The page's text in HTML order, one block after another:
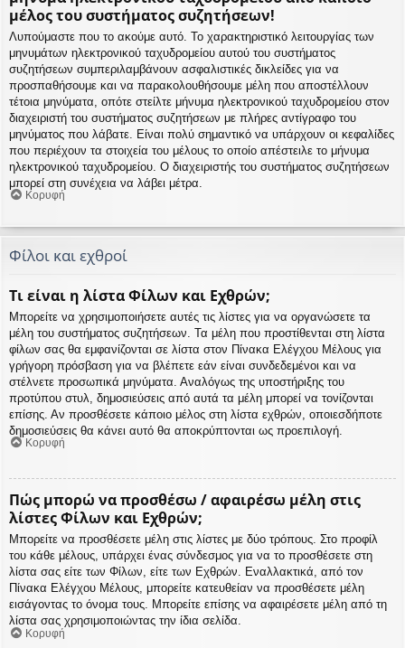
μέλος του συστήματος συζητήσεων!
Λυπούμαστε που το ακούμε αυτό. Το χαρακτηριστικό λειτουργίας των
μηνυμάτων ηλεκτρονικού ταχυδρομείου αυτού του συστήματος
συζητήσεων συμπεριλαμβάνουν ασφαλιστικές δικλείδες για να
προσπαθήσουμε και να παρακολουθήσουμε μέλη που αποστέλλουν
τέτοια μηνύματα, οπότε στείλτε μήνυμα ηλεκτρονικού ταχυδρομείου στον
διαχειριστή του συστήματος συζητήσεων με πλήρες αντίγραφο του
μηνύματος που λάβατε. Είναι πολύ σημαντικό να υπάρχουν οι κεφαλίδες
που περιέχουν τα στοιχεία του μέλους το οποίο απέστειλε το μήνυμα
ηλεκτρονικού ταχυδρομείου. Ο διαχειριστής του συστήματος συζητήσεων
μπορεί στη συνέχεια να λάβει μέτρα.
Κορυφή
Φίλοι και εχθροί
Τι είναι η λίστα Φίλων και Εχθρών;
Μπορείτε να χρησιμοποιήσετε αυτές τις λίστες για να οργανώσετε τα
μέλη του συστήματος συζητήσεων. Τα μέλη που προστίθενται στη λίστα
φίλων σας θα εμφανίζονται σε λίστα στον Πίνακα Ελέγχου Μέλους για
γρήγορη πρόσβαση για να βλέπετε εάν είναι συνδεδεμένοι και να
στέλνετε προσωπικά μηνύματα. Αναλόγως της υποστήριξης του
προτύπου στυλ, δημοσιεύσεις από αυτά τα μέλη μπορεί να τονίζονται
επίσης. Αν προσθέσετε κάποιο μέλος στη λίστα εχθρών, οποιεσδήποτε
δημοσιεύσεις θα κάνει αυτό θα αποκρύπτονται ως προεπιλογή.
Κορυφή
Πώς μπορώ να προσθέσω / αφαιρέσω μέλη στις
λίστες Φίλων και Εχθρών;
Μπορείτε να προσθέσετε μέλη στις λίστες με δύο τρόπους. Στο προφίλ
του κάθε μέλους, υπάρχει ένας σύνδεσμος για να το προσθέσετε στη
λίστα σας είτε των Φίλων, είτε των Εχθρών. Εναλλακτικά, από τον
Πίνακα Ελέγχου Μέλους, μπορείτε κατευθείαν να προσθέσετε μέλη
εισάγοντας το όνομα τους. Μπορείτε επίσης να αφαιρέσετε μέλη από τη
λίστα σας χρησιμοποιώντας την ίδια σελίδα.
Κορυφή